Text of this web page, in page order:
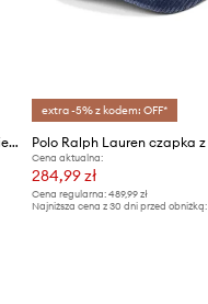
Polo Ralph Lauren czapka z daszkiem
extra -5% z kodem: OFF*
Cena aktualna:
284,99 zł
Cena regularna:489,99 zł
Najniższa cena z 30 dni przed obniżką: